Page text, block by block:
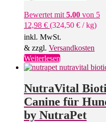
Bewertet mit 5.00 von 5
12,98 € (324,50 € /kg)
inkl. MwSt.
& zzgl. Versandkosten
Weiterlesen
NutraVital
Canine für
by NutraPet